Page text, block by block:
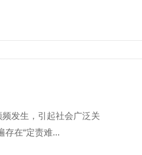
发生，引起社会广泛关
存在“定责难...